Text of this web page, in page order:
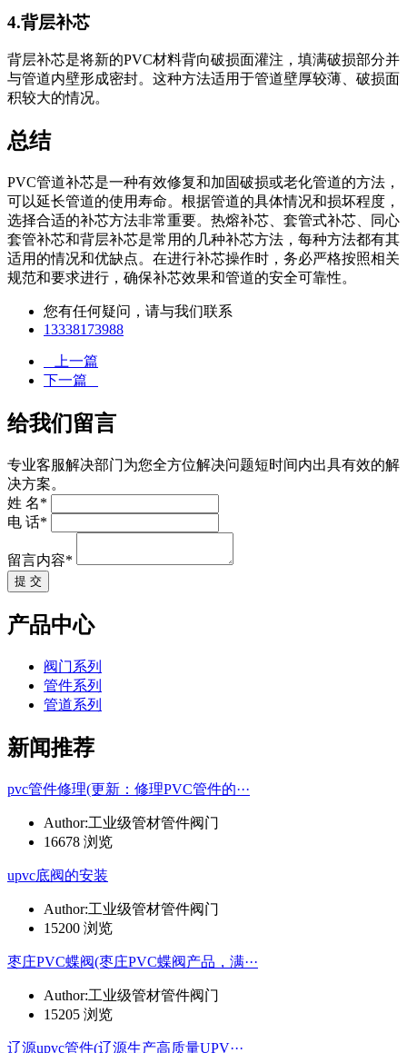
4.背层补芯
背层补芯是将新的PVC材料背向破损面灌注，填满破损部分并
与管道内壁形成密封。这种方法适用于管道壁厚较薄、破损面
积较大的情况。
总结
PVC管道补芯是一种有效修复和加固破损或老化管道的方法，
可以延长管道的使用寿命。根据管道的具体情况和损坏程度，
选择合适的补芯方法非常重要。热熔补芯、套管式补芯、同心
套管补芯和背层补芯是常用的几种补芯方法，每种方法都有其
适用的情况和优缺点。在进行补芯操作时，务必严格按照相关
规范和要求进行，确保补芯效果和管道的安全可靠性。
您有任何疑问，请与我们联系
13338173988
上一篇
下一篇
给我们留言
专业客服解决部门为您全方位解决问题短时间内出具有效的解
决方案。
姓 名*
电 话*
留言内容*
提 交
产品中心
阀门系列
管件系列
管道系列
新闻推荐
pvc管件修理(更新：修理PVC管件的···
Author:工业级管材管件阀门
16678 浏览
upvc底阀的安装
Author:工业级管材管件阀门
15200 浏览
枣庄PVC蝶阀(枣庄PVC蝶阀产品，满···
Author:工业级管材管件阀门
15205 浏览
辽源upvc管件(辽源生产高质量UPV···